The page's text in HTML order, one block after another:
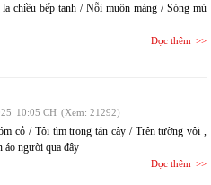
chiều bếp tạnh / Nỗi muộn màng / Sóng mù
Đọc thêm
10:05 CH (Xem: 21292)
cỏ / Tôi tìm trong tán cây / Trên tường vôi ,
áo người qua đây
Đọc thêm